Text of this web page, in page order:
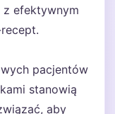
z efektywnym
pacjentów
stanowią
aby